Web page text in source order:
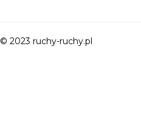
© 2023 ruchy-ruchy.pl